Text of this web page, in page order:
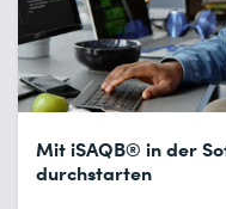
Mit iSAQB® in der
durchstarten